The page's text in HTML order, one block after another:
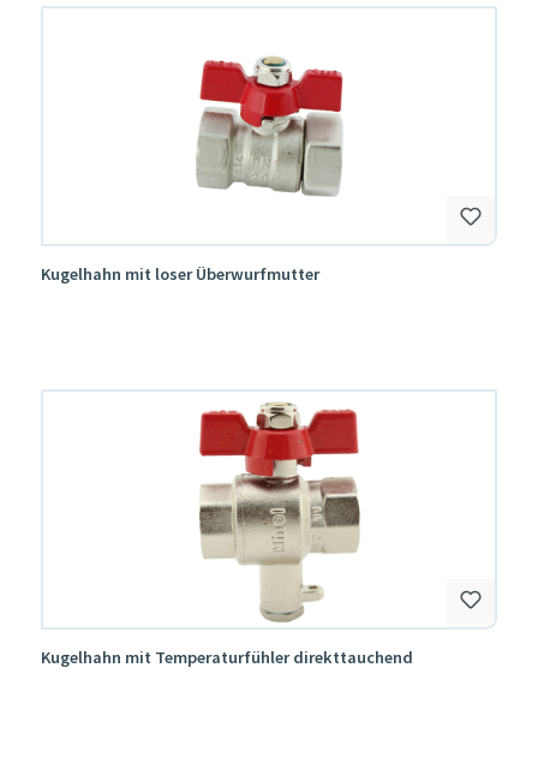
Kugelhahn mit loser Überwurfmutter
Kugelhahn mit Temperaturfühler direkttauchend